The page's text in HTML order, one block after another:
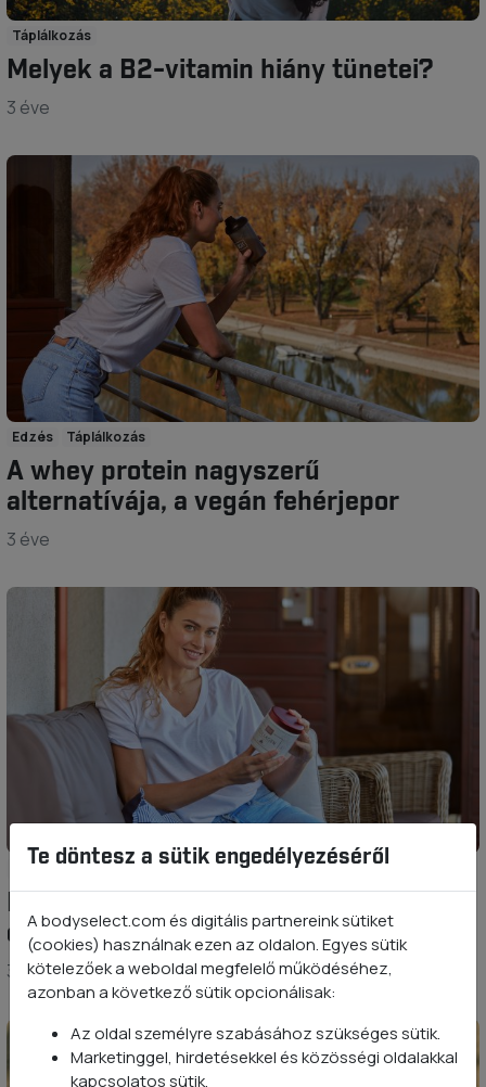
Táplálkozás
Melyek a B2-vitamin hiány tünetei?
3 éve
Edzés Táplálkozás
A whey protein nagyszerű
alternatívája, a vegán fehérjepor
3 éve
Táplálkozás
Kinek ajánlható a BodySelect szépség
csomag?
3 éve
Te döntesz a sütik engedélyezéséről
A bodyselect.com és digitális partnereink sütiket
(cookies) használnak ezen az oldalon. Egyes sütik
kötelezőek a weboldal megfelelő működéséhez,
azonban a következő sütik opcionálisak:
Az oldal személyre szabásához szükséges sütik.
Marketinggel, hirdetésekkel és közösségi oldalakkal
kapcsolatos sütik.